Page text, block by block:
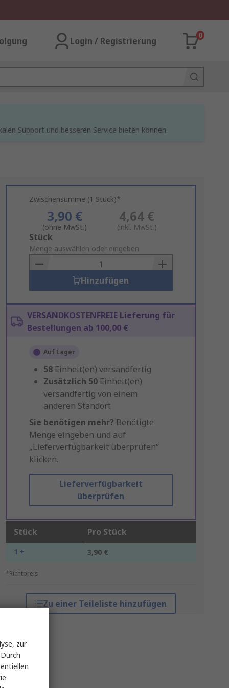
Login / Registrierung
0
Support und besseren Service bieten können.
Zwischensumme (1 Stück)*
3,90 €
(ohne MwSt.)
4,64 €
(inkl. MwSt.)
Add
to
Basket
Stück
Menge auswählen oder eingeben
Hinzufügen
VERSANDKOSTENFREIE Lieferung für
Bestellungen ab 100,00 €
Auf Lager
58 Einheit(en) versandfertig
Zusätzlich 50 Einheit(en)
versandfertig von einem
anderen Standort
Sie benötigen mehr? Benötigte
Menge eingeben und auf
„Lieferverfügbarkeit überprüfen“
klicken.
Lieferverfügbarkeit
überprüfen
Stück Pro Stück
1 + 3,90 €
*Richtpreis
Zu einer Teileliste hinzufügen
zur